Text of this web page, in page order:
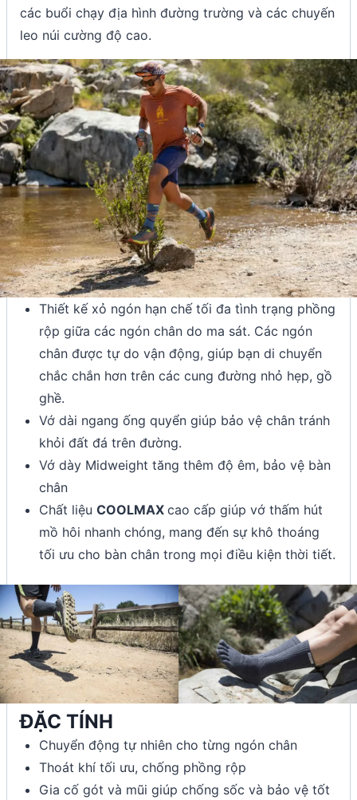
các buổi chạy địa hình đường trường và các chuyến
leo núi cường độ cao.
Thiết kế xỏ ngón hạn chế tối đa tình trạng phồng
rộp giữa các ngón chân do ma sát. Các ngón
chân được tự do vận động, giúp bạn di chuyển
chắc chắn hơn trên các cung đường nhỏ hẹp, gồ
ghề.
Vớ dài ngang ống quyển giúp bảo vệ chân tránh
khỏi đất đá trên đường.
Vớ dày Midweight tăng thêm độ êm, bảo vệ bàn
chân
Chất liệu COOLMAX cao cấp giúp vớ thấm hút
mồ hôi nhanh chóng, mang đến sự khô thoáng
tối ưu cho bàn chân trong mọi điều kiện thời tiết.
ĐẶC TÍNH
Chuyển động tự nhiên cho từng ngón chân
Thoát khí tối ưu, chống phồng rộp
Gia cố gót và mũi giúp chống sốc và bảo vệ tốt